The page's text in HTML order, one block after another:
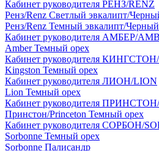
Кабинет руководителя РЕНЗ/RENZ
Ренз/Renz Светлый эвкалипт/
Ренз/Renz Темный эвкалипт/Черный
Кабинет руководителя АМБЕР/
Amber Темный орех
Кабинет руководителя
Kingston Темный орех
Кабинет руководителя ЛИОН/LION
Lion Темный орех
Кабинет руководителя
Принстон/Princeton Темный орех
Кабинет руководителя СОРБОН/
Sorbonne Темный орех
Sorbonne Палисандр